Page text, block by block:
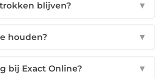
blijven? ▼
houden? ▼
bij Exact Online? ▼